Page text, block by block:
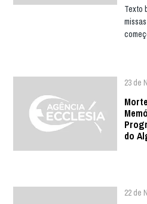
Texto
23 de
do
22 de